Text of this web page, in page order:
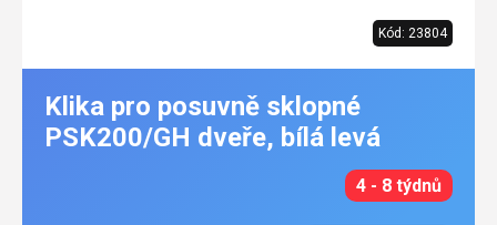
Kód: 23804
Klika pro posuvně sklopné
PSK200/GH dveře, bílá levá
4 - 8 týdnů